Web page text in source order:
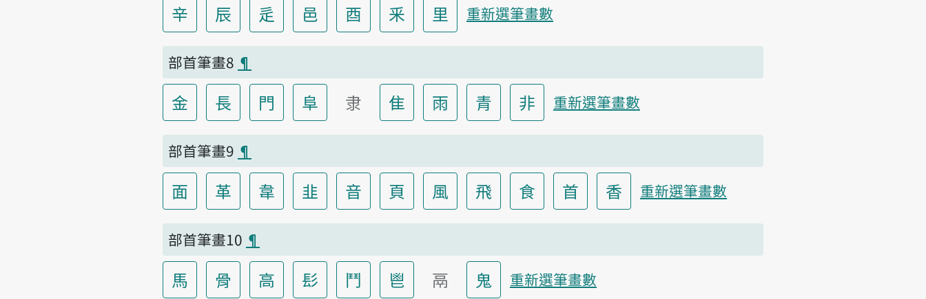
辛
辰 辵 邑 酉 釆 里 重新選筆畫數
部首筆畫8 ¶
金 長 門 阜 隶 隹 雨 青 非 重新選筆畫數
部首筆畫9 ¶
面 革 韋 韭 音 頁 風 飛 食 首 香 重新選筆畫數
部首筆畫10 ¶
馬 骨 高 髟 鬥 鬯 鬲 鬼 重新選筆畫數